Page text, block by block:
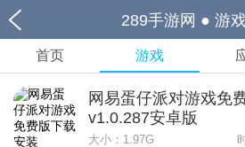
289手游网 ● 游戏
首页 游戏
网易蛋仔派对游戏免
v1.0.287安卓版
大小： 1.97G